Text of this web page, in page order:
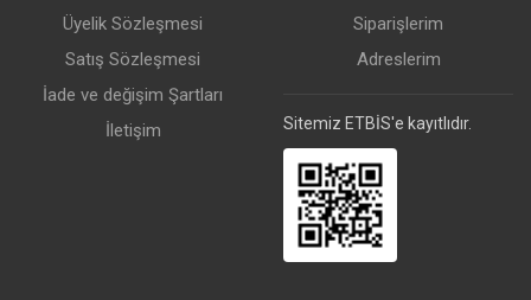
Üyelik Sözleşmesi
Satış Sözleşmesi
İade ve değişim Şartları
İletişim
Siparişlerim
Adreslerim
Sitemiz ETBİS'e kayıtlıdır.